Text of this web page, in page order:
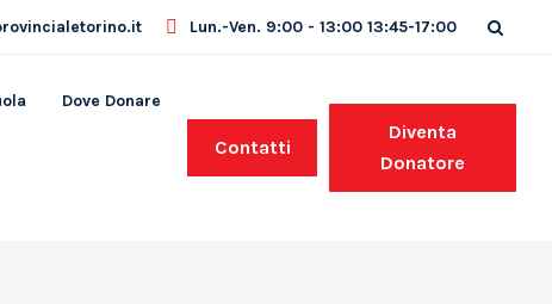
Lun.-Ven. 9:00 - 13:00 13:45-17:00
Dove Donare
Contatti
Diventa
Donatore